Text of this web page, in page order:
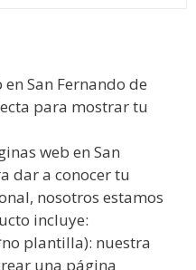
San Fernando de
para mostrar tu
web en San
dar a conocer tu
nosotros estamos
incluye:
plantilla): nuestra
una página